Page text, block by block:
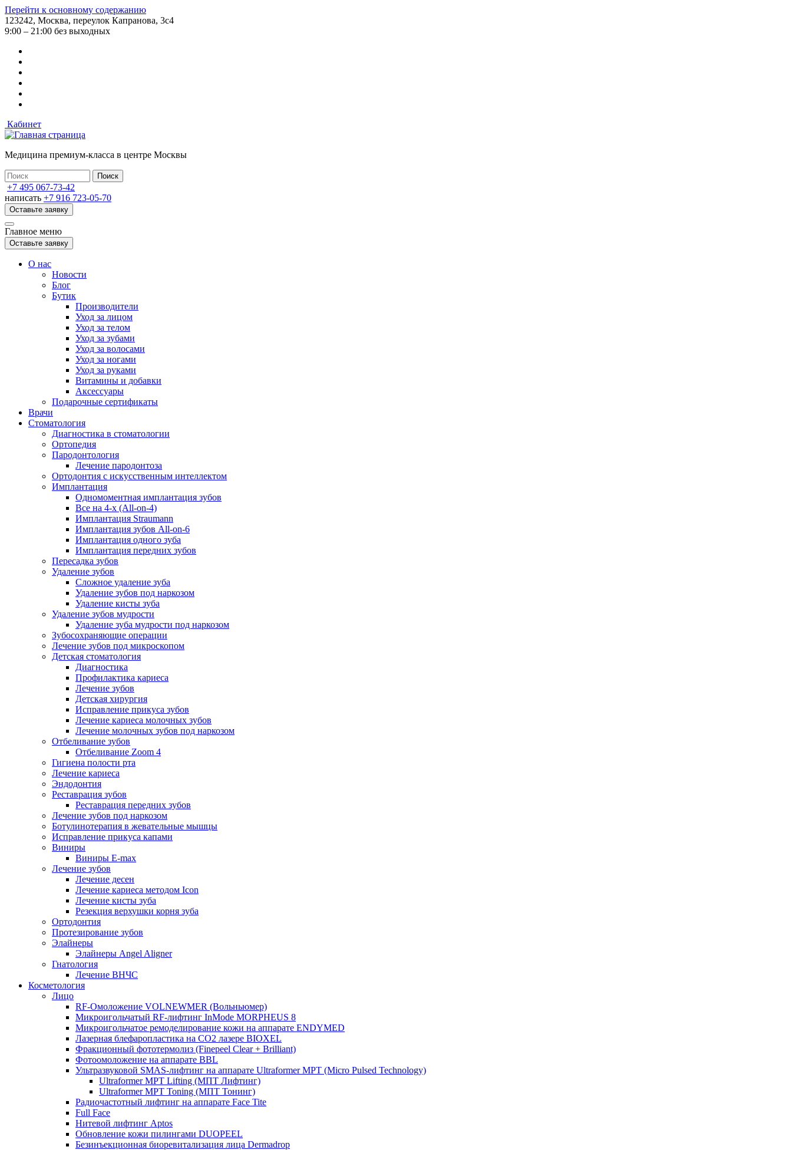
Перейти к основному содержанию
123242, Москва, переулок Капранова, 3с4
9:00 – 21:00 без выходных
Кабинет
Медицина премиум-класса в центре Москвы
+7 495 067-73-42
написать +7 916 723-05-70
Оставьте заявку
Главное меню
Оставьте заявку
О нас
Новости
Блог
Бутик
Производители
Уход за лицом
Уход за телом
Уход за зубами
Уход за волосами
Уход за ногами
Уход за руками
Витамины и добавки
Аксессуары
Подарочные сертификаты
Врачи
Стоматология
Диагностика в стоматологии
Ортопедия
Пародонтология
Лечение пародонтоза
Ортодонтия с искусственным интеллектом
Имплантация
Одномоментная имплантация зубов
Все на 4-х (All-on-4)
Имплантация Straumann
Имплантация зубов All-on-6
Имплантация одного зуба
Имплантация передних зубов
Пересадка зубов
Удаление зубов
Сложное удаление зуба
Удаление зубов под наркозом
Удаление кисты зуба
Удаление зубов мудрости
Удаление зуба мудрости под наркозом
Зубосохраняющие операции
Лечение зубов под микроскопом
Детская стоматология
Диагностика
Профилактика кариеса
Лечение зубов
Детская хирургия
Исправление прикуса зубов
Лечение кариеса молочных зубов
Лечение молочных зубов под наркозом
Отбеливание зубов
Отбеливание Zoom 4
Гигиена полости рта
Лечение кариеса
Эндодонтия
Реставрация зубов
Реставрация передних зубов
Лечение зубов под наркозом
Ботулинотерапия в жевательные мышцы
Исправление прикуса капами
Виниры
Виниры E-max
Лечение зубов
Лечение десен
Лечение кариеса методом Icon
Лечение кисты зуба
Резекция верхушки корня зуба
Ортодонтия
Протезирование зубов
Элайнеры
Элайнеры Angel Aligner
Гнатология
Лечение ВНЧС
Косметология
Лицо
RF-Омоложение VOLNEWMER (Вольньюмер)
Микроигольчатый RF-лифтинг InMode MORPHEUS 8
Микроигольчатое ремоделирование кожи на аппарате ENDYMED
Лазерная блефаропластика на CO2 лазере BIOXEL
Фракционный фототермолиз (Finepeel Clear + Brilliant)
Фотоомоложение на аппарате BBL
Ультразвуковой SMAS-лифтинг на аппарате Ultraformer MPT (Micro Pulsed Technology)
Ultraformer MPT Lifting (МПТ Лифтинг)
Ultraformer MPT Toning (МПТ Тонинг)
Радиочастотный лифтинг на аппарате Face Tite
Full Face
Нитевой лифтинг Aptos
Обновление кожи пилингами DUOPEEL
Безинъекционная биоревитализация лица Dermadrop